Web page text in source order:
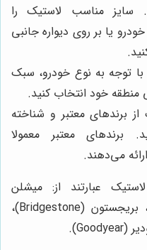
سایز مناسب لاستیک را
یا بر روی دیواره جانبی
با توجه به نوع خودرو، سبک
منطقه خود انتخاب کنید.
برندهای معتبر و شناخته
برندهای معتبر معمولا
می‌دهند.
عبارتند از: میشلن
(Michelin)، پیرلی (Pirelli)، بریجستون (Bridgestone)،